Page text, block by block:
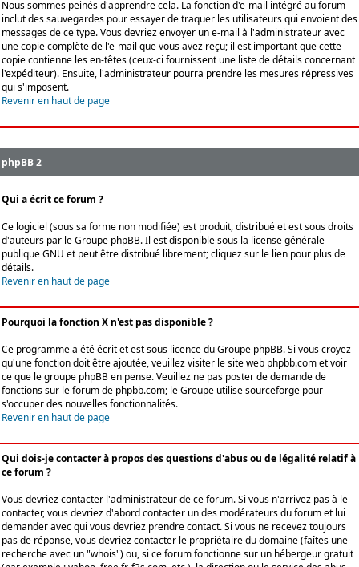
Nous sommes peinés d'apprendre cela. La fonction d'e-mail intégré au forum
inclut des sauvegardes pour essayer de traquer les utilisateurs qui envoient des
messages de ce type. Vous devriez envoyer un e-mail à l'administrateur avec
une copie complète de l'e-mail que vous avez reçu; il est important que cette
copie contienne les en-têtes (ceux-ci fournissent une liste de détails concernant
l'expéditeur). Ensuite, l'administrateur pourra prendre les mesures répressives
qui s'imposent.
Revenir en haut de page
phpBB 2
Qui a écrit ce forum ?
Ce logiciel (sous sa forme non modifiée) est produit, distribué et est sous droits
d'auteurs par leGroupe phpBB. Il est disponible sous la license générale
publique GNU et peut être distribué librement; cliquez sur le lien pour plus de
détails.
Revenir en haut de page
Pourquoi la fonction X n'est pas disponible ?
Ce programme a été écrit et est sous licence du Groupe phpBB. Si vous croyez
qu'une fonction doit être ajoutée, veuillez visiter le site web phpbb.com et voir
ce que le groupe phpBB en pense. Veuillez ne pas poster de demande de
fonctions sur le forum de phpbb.com; le Groupe utilise sourceforge pour
s'occuper des nouvelles fonctionnalités.
Revenir en haut de page
Qui dois-je contacter à propos des questions d'abus ou de légalité relatif à
ce forum ?
Vous devriez contacter l'administrateur de ce forum. Si vous n'arrivez pas à le
contacter, vous devriez d'abord contacter un des modérateurs du forum et lui
demander avec qui vous devriez prendre contact. Si vous ne recevez toujours
pas de réponse, vous devriez contacter le propriétaire du domaine (faîtes une
recherche avec un "whois") ou, si ce forum fonctionne sur un hébergeur gratuit